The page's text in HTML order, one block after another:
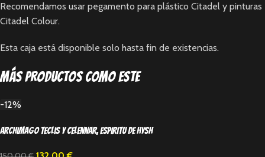
Recomendamos usar pegamento para plástico Citadel y pinturas
Citadel Colour.
Esta caja está disponible solo hasta fin de existencias.
Más productos como este
-12%
Archimago Teclis y Celennar, espiritu de Hysh